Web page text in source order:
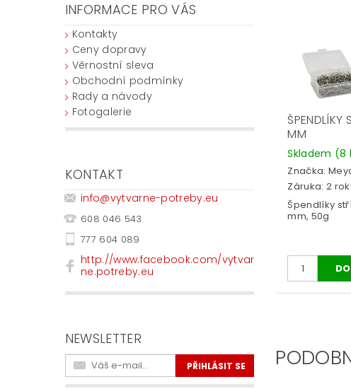
INFORMACE PRO VÁS
Kontakty
Ceny dopravy
Věrnostní sleva
Obchodní podmínky
Rady a návody
Fotogalerie
KONTAKT
info@vytvarne-potreby.eu
608 046 543
777 604 089
http://www.facebook.com/vytvar
ne.potreby.eu
NEWSLETTER
ŠPENDLÍKY
MM
Skladem (8
Značka:
Záruka: 2
Špendlíky
mm, 50g